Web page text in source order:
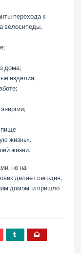
перехода к
велосипеды,
дома;
изделия;
пище
жизнь».
жизни.
но на
делает сегодня,
домом, и пришло